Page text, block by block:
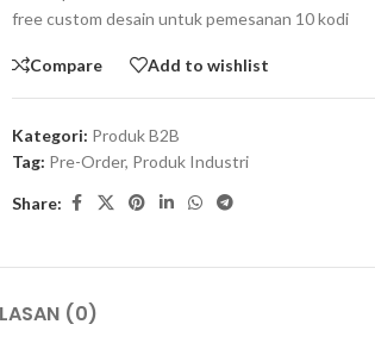
free custom desain untuk pemesanan 10 kodi
Compare Add to wishlist
Kategori: Produk B2B
Tag: Pre-Order, Produk Industri
Share:
(0)